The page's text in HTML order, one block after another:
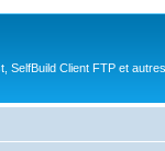
SelfBuild Client FTP et